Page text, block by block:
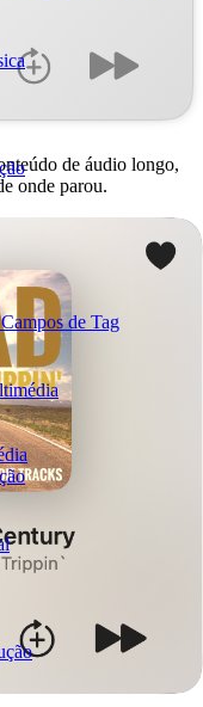
de Tag
de áudio longo,
onde parou.